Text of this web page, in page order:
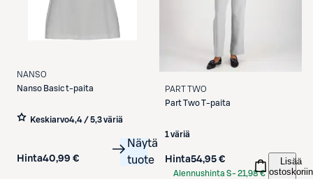
NANSO
Nanso Basic t-paita
Keskiarvo4,4 / 5,3 väriä
Hinta40,99 €
Näytä
tuote
PART TWO
Part TwoT-paita
1 väriä
Hinta54,95 €
Alennushinta S-21,98 €
Lisää
ostoskoriin